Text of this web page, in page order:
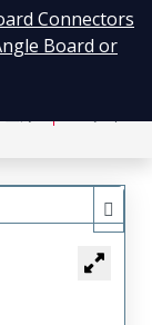
Connectors
Board or